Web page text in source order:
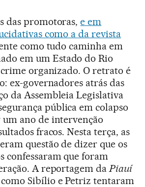
das promotoras,e em
como a da revista
como tudo caminha em
em um Estado do Rio
organizado. O retrato é
ex-governadores atrás das
da Assembleia Legislativa
pública em colapso
um ano de intervenção
fracos. Nesta terça, as
questão de dizer que os
confessaram que foram
A reportagem da Piauí
Sibílio e Petriz tentaram